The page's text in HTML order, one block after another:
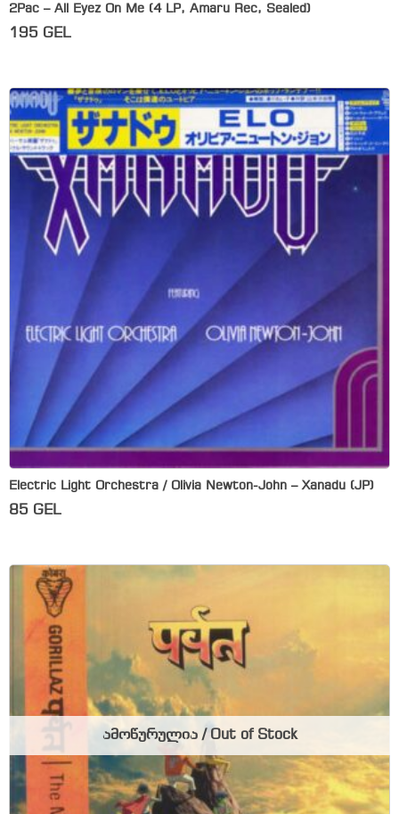
2Pac – All Eyez On Me (4 LP, Amaru Rec, Sealed)
195 GEL
Electric Light Orchestra / Olivia Newton-John – Xanadu (JP)
85 GEL
ამოწურულია / Out of Stock